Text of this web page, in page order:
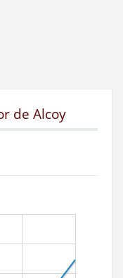
de Alcoy